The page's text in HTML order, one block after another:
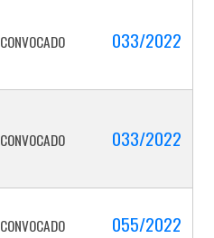
CONVOCADO 033/2022
CONVOCADO 033/2022
CONVOCADO 055/2022